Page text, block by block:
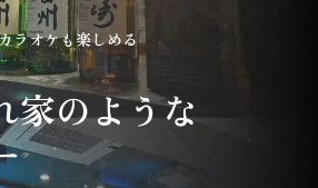
ラオケも楽しめる
家のような